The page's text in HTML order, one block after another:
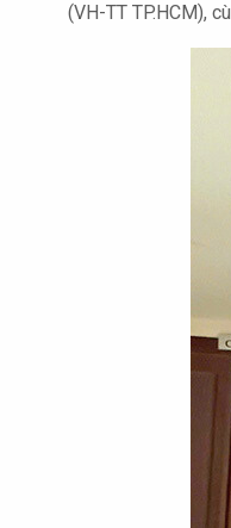
(VH-TT TP.HCM),